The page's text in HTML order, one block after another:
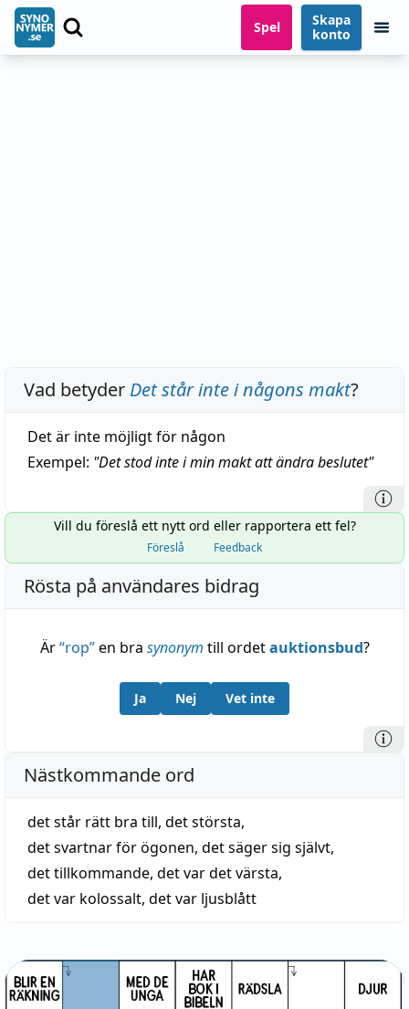
Spel
Skapa
konto
Vad betyder Det står inte i någons makt?
Det är inte möjligt för någon
Exempel: "Det stod inte i min makt att ändra beslutet"
Vill du föreslå ett nytt ord eller rapportera ett fel?
Föreslå Feedback
Rösta på användares bidrag
Är“rop”en bra synonym till ordetauktionsbud?
Ja Nej Vet inte
Nästkommande ord
det står rätt bra till, det största,
det svartnar för ögonen, det säger sig självt,
det tillkommande, det var det värsta,
det var kolossalt, det var ljusblått